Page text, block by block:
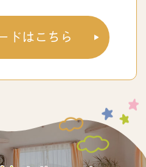
ドはこちら